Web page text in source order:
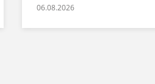
06.08.2026